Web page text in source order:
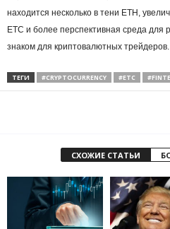
находится несколько в тени ETH,
ETC и более перспективная среда
знаком для криптовалютных трейдеров.
ТЕГИ #CRYPTOCURRENCY #ETC
СХОЖИЕ СТАТЬИ